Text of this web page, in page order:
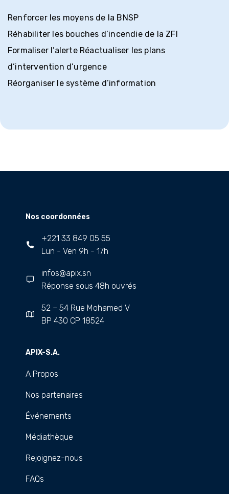
Renforcer les moyens de la BNSP
Réhabiliter les bouches d’incendie de la ZFI
Formaliser l’alerte Réactualiser les plans
d’intervention d’urgence
Réorganiser le système d’information
Nos coordonnées
+221 33 849 05 55
Lun - Ven 9h - 17h
infos@apix.sn
Réponse sous 48h ouvrés
52 – 54 Rue Mohamed V
BP 430 CP 18524
APIX-S.A.
A Propos
Nos partenaires
Événements
Médiathèque
Rejoignez-nous
FAQs